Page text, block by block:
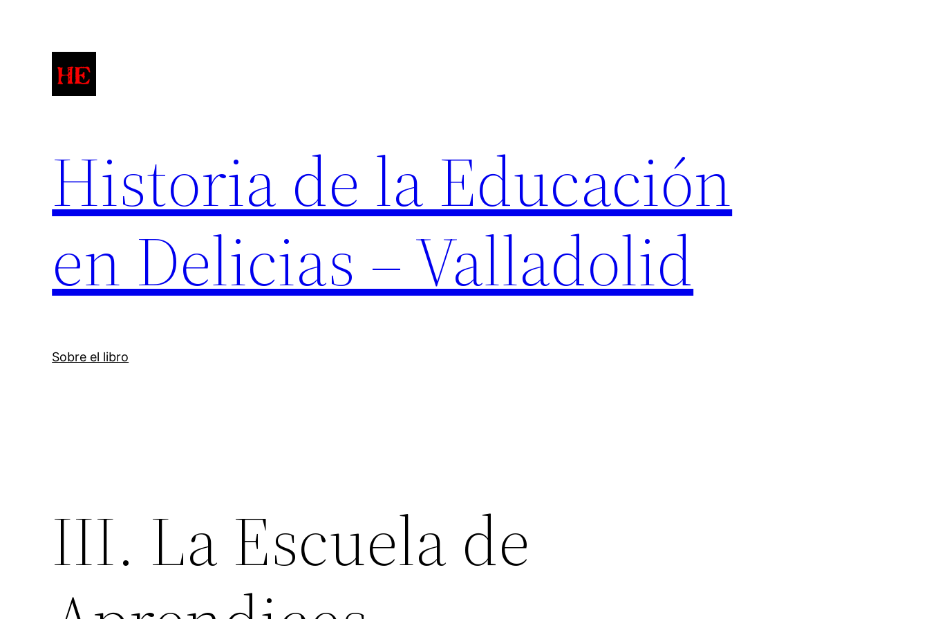
contenido
Historia de la Educación
en Delicias – Valladolid
Sobre el libro
III. La Escuela de